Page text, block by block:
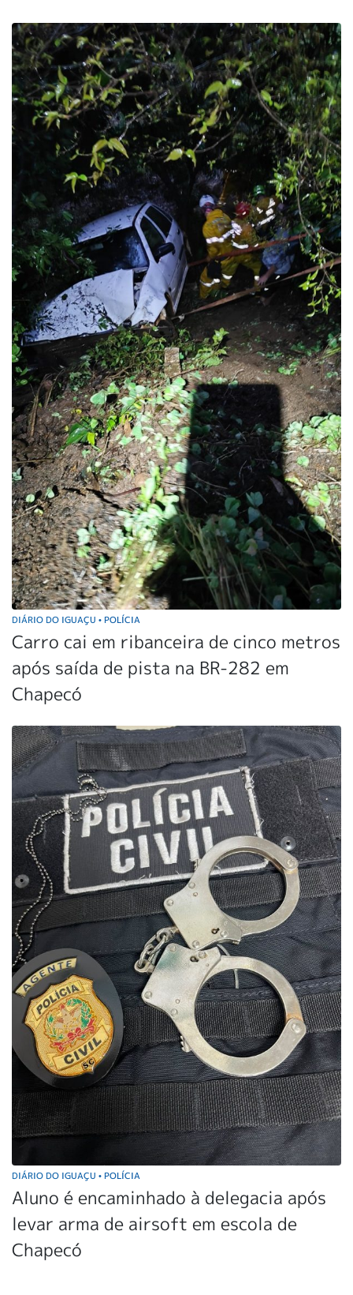
DIÁRIO DO IGUAÇU • POLÍCIA
Carro cai em ribanceira de cinco metros
após saída de pista na BR-282 em
Chapecó
DIÁRIO DO IGUAÇU • POLÍCIA
Aluno é encaminhado à delegacia após
levar arma de airsoft em escola de
Chapecó